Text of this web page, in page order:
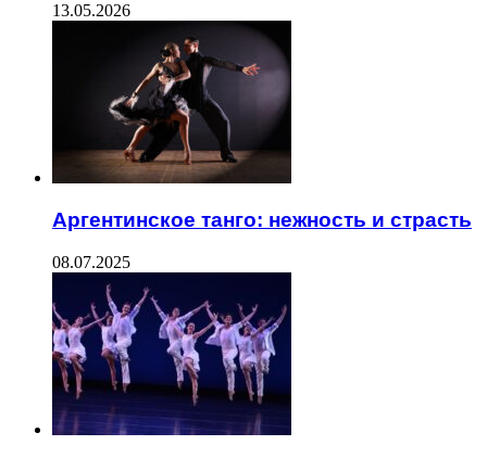
13.05.2026
Аргентинское танго: нежность и страсть
08.07.2025